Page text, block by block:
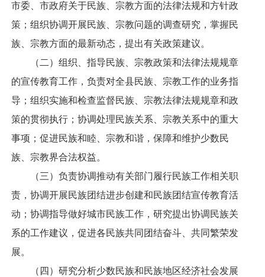
市委、市政府关于民族、宗教方面的法律法规和方针政
策；组织协调开展民族、宗教问题的调查研究，掌握民
族、宗教方面的最新动态，提出有关政策建议。
（二）组织、指导民族、宗教政策和法律法规规章
的宣传教育工作，负责对全县民族、宗教工作的业务指
导；组织实施和检查监督民族、宗教法律法规规章和政
策的贯彻执行；协调处理民族关系、宗教关系中的重大
事项；促进民族和睦、宗教和谐，保障和维护少数民
族、宗教界合法权益。
（三）负责协调推动有关部门履行民族工作相关职
责，协调开展民族团结进步创建和民族团结宣传教育活
动；协调指导做好城市民族工作，研究提出协调民族关
系的工作建议，促进各民族共同团结奋斗、共同繁荣发
展。
（四）研究分析少数民族和民族地区经济社会发展